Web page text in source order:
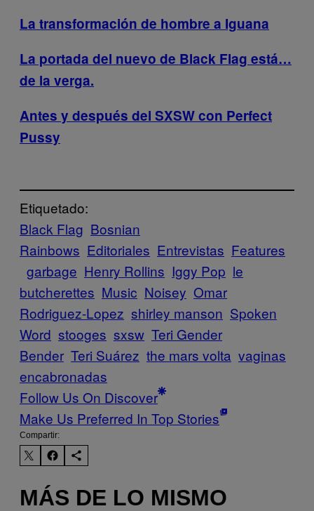
La transformación de hombre a Iguana
La portada del nuevo de Black Flag está…
de la verga.
Antes y después del SXSW con Perfect
Pussy
Etiquetado:
Black Flag Bosnian
Rainbows Editoriales Entrevistas Features
garbage Henry Rollins Iggy Pop le
butcherettes Music Noisey Omar
Rodriguez-Lopez shirley manson Spoken
Word stooges sxsw Teri Gender
Bender Teri Suárez the mars volta vaginas
encabronadas
Follow Us On Discover
Make Us Preferred In Top Stories
Compartir:
MÁS DE LO MISMO